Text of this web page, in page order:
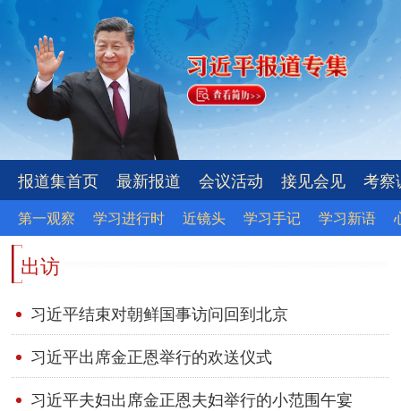
报道集首页 最新报道 会议活动 接见会见 考察
第一观察 学习进行时 近镜头 学习手记 学习新语
出访
习近平结束对朝鲜国事访问回到北京
习近平出席金正恩举行的欢送仪式
习近平夫妇出席金正恩夫妇举行的小范围午宴